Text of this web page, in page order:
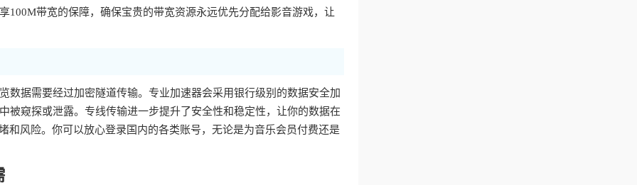
100M带宽的保障，确保宝贵的带宽资源永远优先分配给影音游戏，让
数据需要经过加密隧道传输。专业加速器会采用银行级别的数据安全加
被窥探或泄露。专线传输进一步提升了安全性和稳定性，让你的数据在
和风险。你可以放心登录国内的各类账号，无论是为音乐会员付费还是